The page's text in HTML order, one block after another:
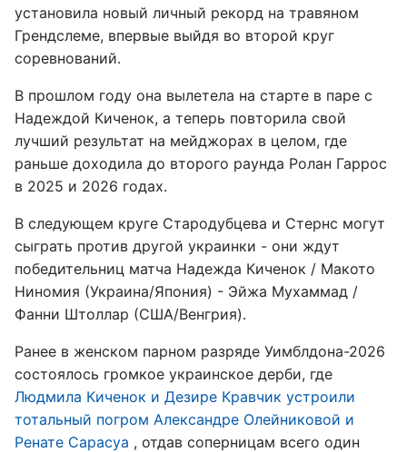
установила новый личный рекорд на травяном
Грендслеме, впервые выйдя во второй круг
соревнований.
В прошлом году она вылетела на старте в паре с
Надеждой Киченок, а теперь повторила свой
лучший результат на мейджорах в целом, где
раньше доходила до второго раунда Ролан Гаррос
в 2025 и 2026 годах.
В следующем круге Стародубцева и Стернс могут
сыграть против другой украинки - они ждут
победительниц матча Надежда Киченок / Макото
Ниномия (Украина/Япония) - Эйжа Мухаммад /
Фанни Штоллар (США/Венгрия).
Ранее в женском парном разряде Уимблдона-2026
состоялось громкое украинское дерби, где
Людмила Киченок и Дезире Кравчик устроили
тотальный погром Александре Олейниковой и
Ренате Сарасуа , отдав соперницам всего один